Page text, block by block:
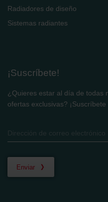
Radiadores de diseño
Sistemas radiantes
¡Suscríbete!
¿Quieres estar al día de todas
ofertas exclusivas?
Enviar